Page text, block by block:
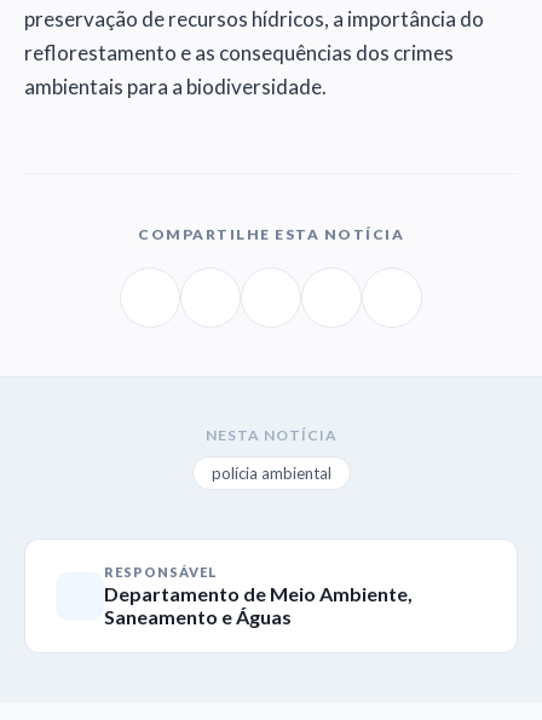
preservação de recursos hídricos, a importância do
reflorestamento e as consequências dos crimes
ambientais para a biodiversidade.
COMPARTILHE ESTA NOTÍCIA
NESTA NOTÍCIA
polícia ambiental
RESPONSÁVEL
Departamento de Meio Ambiente,
Saneamento e Águas